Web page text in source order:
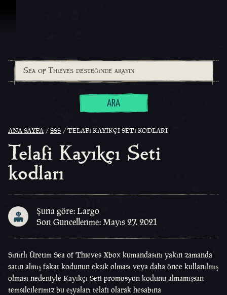
ARA
ANA SAYFA SSS TELAFI KAYIKÇI SETI KODLARI
Telafi Kayıkçı Seti
kodları
Şuna göre: Largo
Son Güncellenme: Mayıs 27. 2021
Sınırlı Üretim Sea of Thieves Xbox kumandasını yakın zamanda
satın almış fakat kodunun eksik olması veya daha önce kullanılmış
olması nedeniyle Kayıkçı Seti promosyon kodunu almamışsan
temsilcilerimiz bu eşyaları telafi olarak hesabına